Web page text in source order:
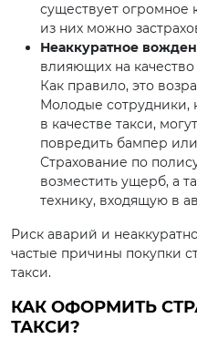
существует огромное
из них можно
Неаккуратное
влияющих на
Как правило, это
Молодые сотрудники,
в качестве такси,
повредить бампер
Страхование по
возместить ущерб, а
технику, входящую в
Риск аварий и
частые причины покупки
такси.
КАК ОФОРМИТЬ
ТАКСИ?